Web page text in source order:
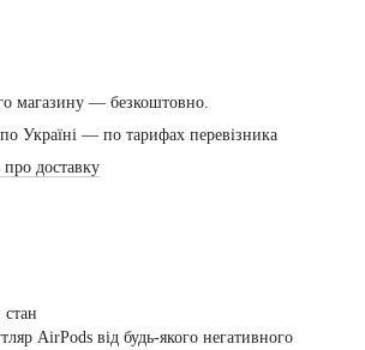
магазину — безкоштовно.
Україні — по тарифах перевізника
про доставку
стан
AirPods від будь-якого негативного